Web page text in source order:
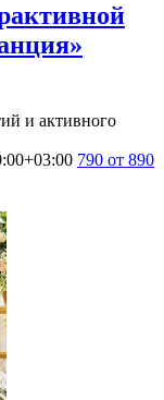
и активного
790 от 890